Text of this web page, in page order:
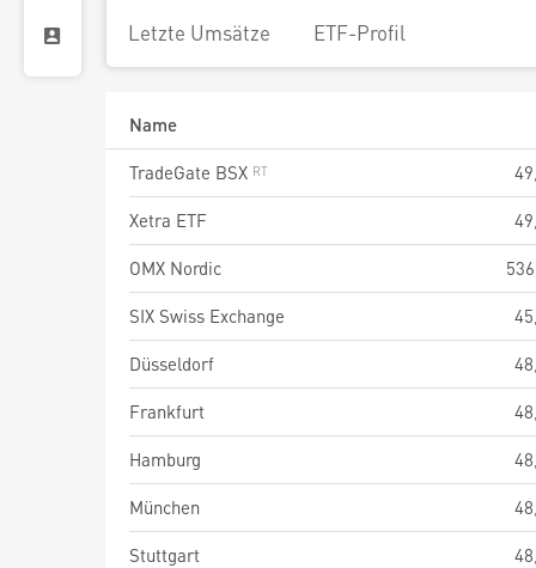
Letzte Umsätze ETF-Profil
Name
TradeGate BSX
Xetra ETF
OMX Nordic
SIX Swiss Exchange
Düsseldorf
Frankfurt
Hamburg
München
Stuttgart